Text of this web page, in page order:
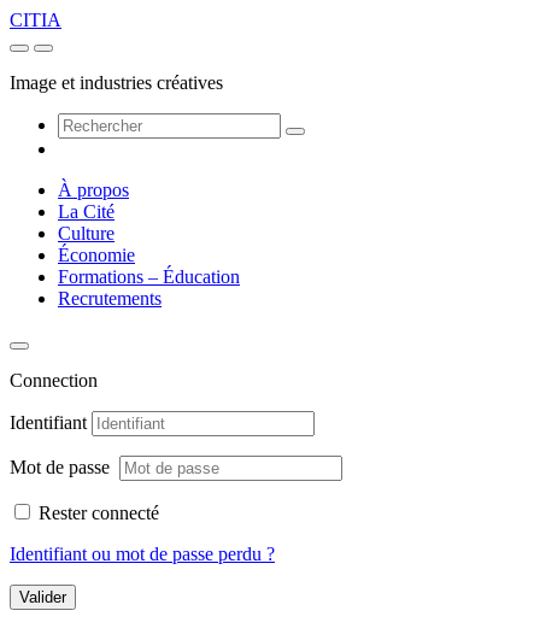
CITIA
Image et industries créatives
À propos
La Cité
Culture
Économie
Formations – Éducation
Recrutements
Connection
Identifiant
Mot de passe
Rester connecté
Identifiant ou mot de passe perdu ?
Valider